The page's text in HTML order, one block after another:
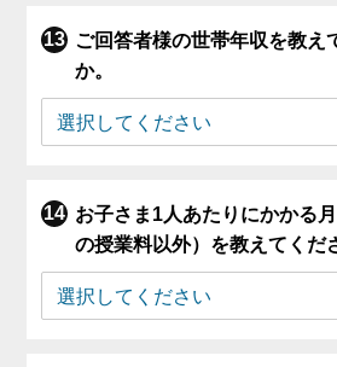
ご回答者様の世帯年収を教え
か。
お子さま1人あたりにかかる
の授業料以外）を教えてくだ